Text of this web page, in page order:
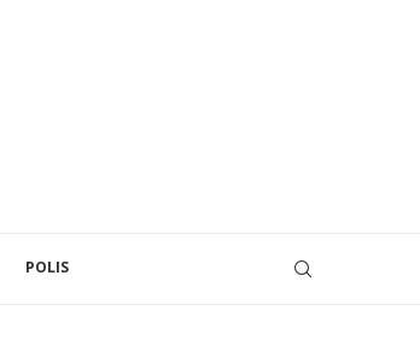
POLIS